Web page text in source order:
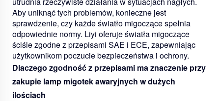
Aby uniknąć tych problemów, konieczne jest
sprawdzenie, czy każde światło migoczące spełnia
odpowiednie normy. Liyi oferuje światła migoczące
ściśle zgodne z przepisami SAE i ECE, zapewniając
użytkownikom poczucie bezpieczeństwa i ochrony.
Dlaczego zgodność z przepisami ma znaczenie przy
zakupie lamp migotek awaryjnych w dużych
ilościach